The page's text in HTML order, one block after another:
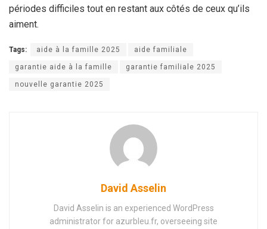
périodes difficiles tout en restant aux côtés de ceux qu’ils
aiment.
Tags: aide à la famille 2025 aide familiale
garantie aide à la famille garantie familiale 2025
nouvelle garantie 2025
David Asselin
David Asselin is an experienced WordPress
administrator for azurbleu.fr, overseeing site